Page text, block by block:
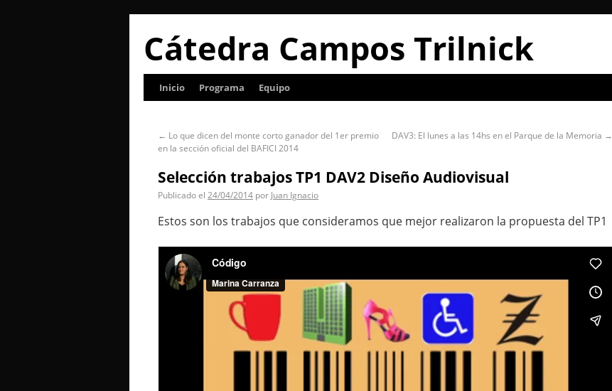
Cátedra Campos Trilnick
Inicio Programa Equipo
← Lo que dicen del monte corto ganador del 1er premio
en la sección oficial del BAFICI 2014
DAV3: El lunes a las 14hs en el Parque de la Memoria →
Selección trabajos TP1 DAV2 Diseño Audiovisual
Publicado el 24/04/2014 por Juan Ignacio
Estos son los trabajos que consideramos que mejor realizaron la propuesta del TP1